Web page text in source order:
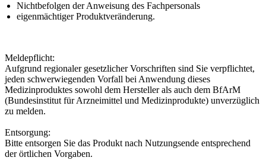
Nichtbefolgen der Anweisung des Fachpersonals
eigenmächtiger Produktveränderung.
Meldepflicht:
Aufgrund regionaler gesetzlicher Vorschriften sind Sie verpflichtet,
jeden schwerwiegenden Vorfall bei Anwendung dieses
Medizinproduktes sowohl dem Hersteller als auch dem BfArM
(Bundesinstitut für Arzneimittel und Medizinprodukte) unverzüglich
zu melden.
Entsorgung:
Bitte entsorgen Sie das Produkt nach Nutzungsende entsprechend
der örtlichen Vorgaben.